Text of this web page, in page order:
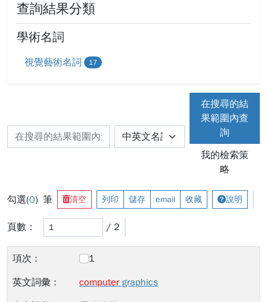
查詢結果分類
學術名詞
視覺藝術名詞 17
在搜尋的結
果範圍內查
詢
我的檢索策
略
勾選(0) 筆 清空 列印 儲存 email 收藏 說明
頁數： / 2
1
computergraphics